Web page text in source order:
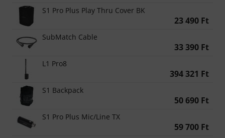
S1 Pro Plus Play Thru Cover BK
23 490 Ft
SubMatch Cable
33 390 Ft
L1 Pro8
394 321 Ft
S1 Backpack
50 690 Ft
S1 Pro Plus Mic/Line TX
59 700 Ft